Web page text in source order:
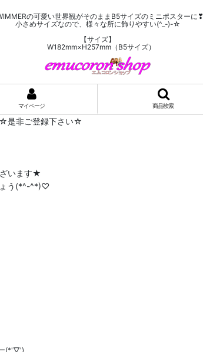
の可愛い世界観がそのままB5サイズのミニポスターに❣
小さめサイズなので、様々な所に飾りやすい(^_-)-☆
【サイズ】
W182mm×H257mm（B5サイズ）
マイページ 商品検索
☆是非ご登録下さい☆
います★
ょう(*^-^*)♡
ー(*'▽')